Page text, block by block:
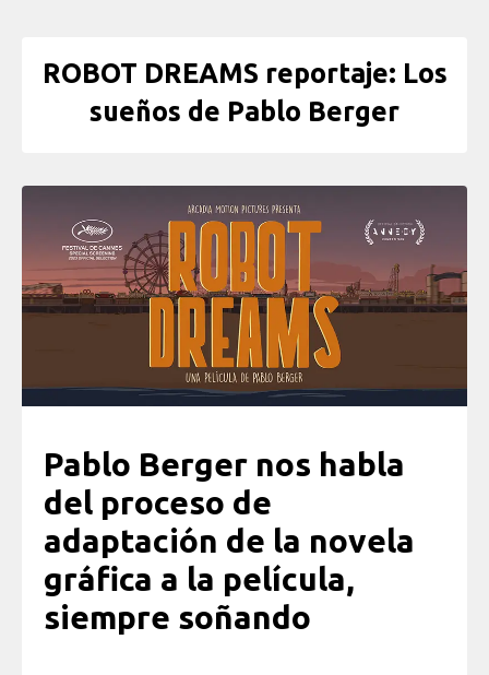
ROBOT DREAMS reportaje: Los
sueños de Pablo Berger
Pablo Berger nos habla
del proceso de
adaptación de la novela
gráfica a la película,
siempre soñando